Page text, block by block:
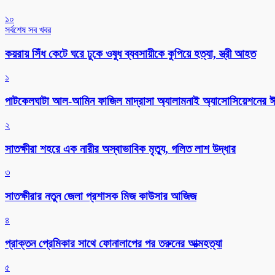
১০
সর্বশেষ সব খবর
কয়রায় সিঁধ কেটে ঘরে ঢুকে ওষুধ ব্যবসায়ীকে কুপিয়ে হত্যা, স্ত্রী আহত
১
পাটকেলঘাটা আল-আমিন ফাজিল মাদ্রাসা অ্যালামনাই অ্যাসোসিয়েশনের
২
সাতক্ষীরা শহরে এক নারীর অস্বাভাবিক মৃত্যু, গলিত লাশ উদ্ধার
৩
সাতক্ষীরার নতুন জেলা প্রশাসক মিজ কাউসার আজিজ
৪
প্রাক্তন প্রেমিকার সাথে ফোনালাপের পর তরুনের আত্মহত্যা
৫